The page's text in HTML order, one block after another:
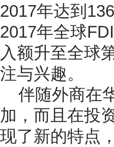
2017年达到
2017年全球
入额升至全球
注与兴趣。
伴随外商在
加，而且在投
现了新的特点